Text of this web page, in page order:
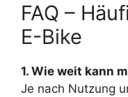
FAQ –
E-Bike
1. Wie weit kann
Je nach Nutzung